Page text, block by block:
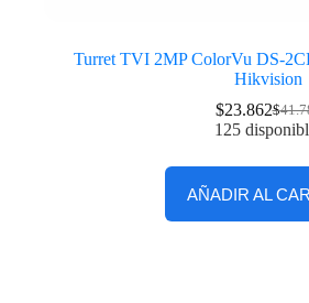
Turret TVI 2MP ColorVu DS-
Hikvision
$
$23.862
125
AÑADIR AL